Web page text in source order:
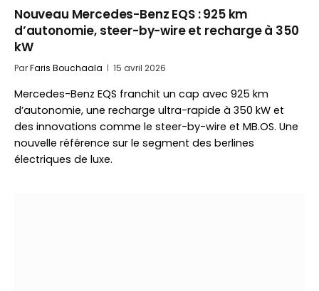
Nouveau Mercedes-Benz EQS : 925 km
d’autonomie, steer-by-wire et recharge à 350
kW
ParFaris Bouchaala 15 avril 2026
Mercedes-Benz EQS franchit un cap avec 925 km
d’autonomie, une recharge ultra-rapide à 350 kW et
des innovations comme le steer-by-wire et MB.OS. Une
nouvelle référence sur le segment des berlines
électriques de luxe.